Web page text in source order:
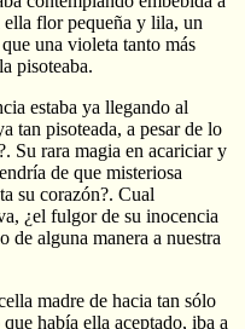
flor pequeña y lila, un
una violeta tanto más
pisoteaba.
estaba ya llegando al
tan pisoteada, a pesar de lo
Su rara magia en acariciar y
de que misteriosa
su corazón?. Cual
¿el fulgor de su inocencia
de alguna manera a nuestra
madre de hacia tan sólo
había ella aceptado, iba a